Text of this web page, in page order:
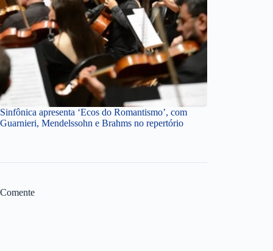
Sinfônica apresenta ‘Ecos do Romantismo’, com
Guarnieri, Mendelssohn e Brahms no repertório
Comente